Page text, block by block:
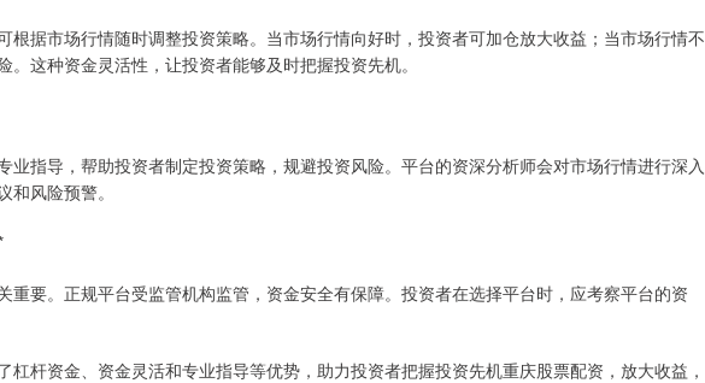
根据市场行情随时调整投资策略。当市场行情向好时，投资者可加仓放大收益；当市场行情不
。这种资金灵活性，让投资者能够及时把握投资先机。
业指导，帮助投资者制定投资策略，规避投资风险。平台的资深分析师会对市场行情进行深入
风险预警。
重要。正规平台受监管机构监管，资金安全有保障。投资者在选择平台时，应考察平台的资
杠杆资金、资金灵活和专业指导等优势，助力投资者把握投资先机重庆股票配资，放大收益，